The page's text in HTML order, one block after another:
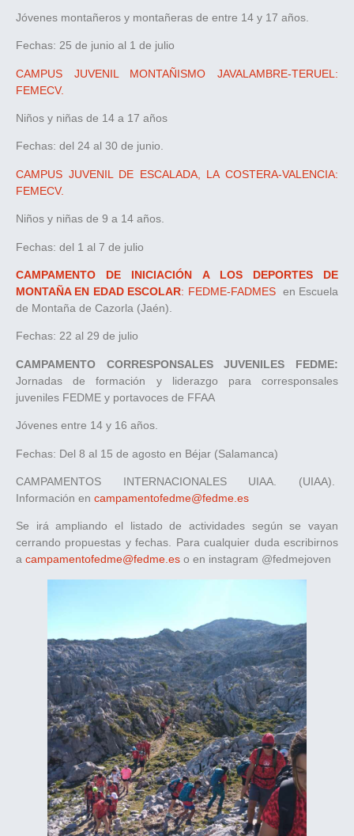
Jóvenes montañeros y montañeras de entre 14 y 17 años.
Fechas: 25 de junio al 1 de julio
CAMPUS JUVENIL MONTAÑISMO JAVALAMBRE-TERUEL:
FEMECV.
Niños y niñas de 14 a 17 años
Fechas: del 24 al 30 de junio.
CAMPUS JUVENIL DE ESCALADA, LA COSTERA-VALENCIA:
FEMECV.
Niños y niñas de 9 a 14 años.
Fechas: del 1 al 7 de julio
CAMPAMENTO DE INICIACIÓN A LOS DEPORTES DE
MONTAÑA EN EDAD ESCOLAR: FEDME-FADMES en Escuela
de Montaña de Cazorla (Jaén).
Fechas: 22 al 29 de julio
CAMPAMENTO CORRESPONSALES JUVENILES FEDME:
Jornadas de formación y liderazgo para corresponsales
juveniles FEDME y portavoces de FFAA
Jóvenes entre 14 y 16 años.
Fechas: Del 8 al 15 de agosto en Béjar (Salamanca)
CAMPAMENTOS INTERNACIONALES UIAA. (UIAA).
Información en campamentofedme@fedme.es
Se irá ampliando el listado de actividades según se vayan
cerrando propuestas y fechas. Para cualquier duda escribirnos
a campamentofedme@fedme.es o en instagram @fedmejoven